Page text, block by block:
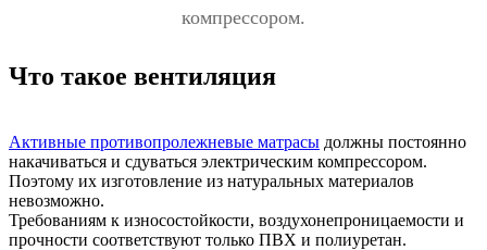
компрессором.
Что такое вентиляция
Активные противопролежневые матрасы должны постоянно
накачиваться и сдуваться электрическим компрессором.
Поэтому их изготовление из натуральных материалов
невозможно.
Требованиям к износостойкости, воздухонепроницаемости и
прочности соответствуют только ПВХ и полиуретан.